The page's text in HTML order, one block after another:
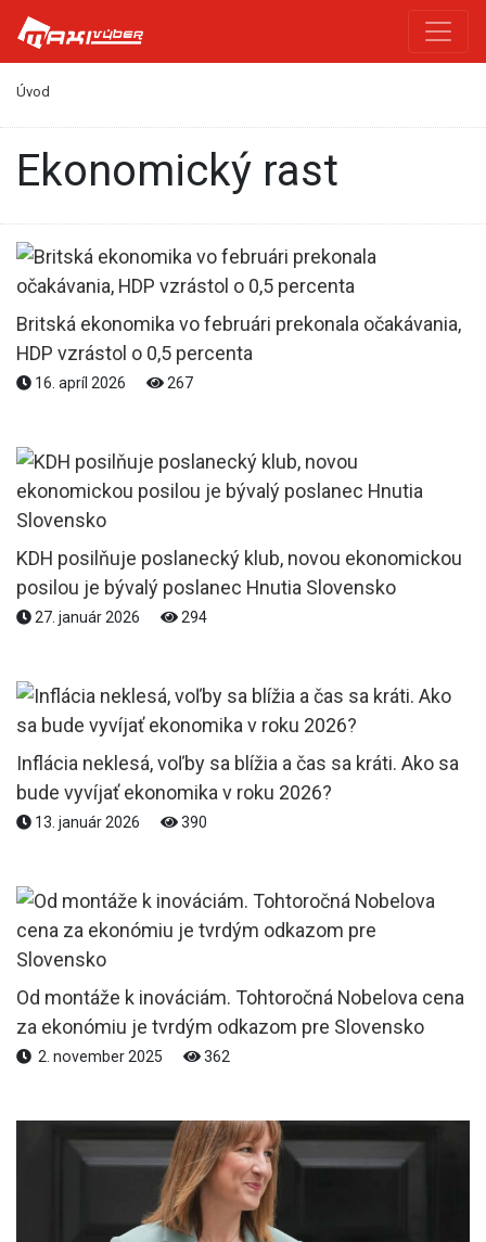
Úvod
ekonomický rast
Britská ekonomika vo februári prekonala očakávania,
HDP vzrástol o 0,5 percenta
16. apríl 2026 267
KDH posilňuje poslanecký klub, novou ekonomickou
posilou je bývalý poslanec Hnutia Slovensko
27. január 2026 294
Inflácia neklesá, voľby sa blížia a čas sa kráti. Ako sa
bude vyvíjať ekonomika v roku 2026?
13. január 2026 390
Od montáže k inováciám. Tohtoročná Nobelova cena
za ekonómiu je tvrdým odkazom pre Slovensko
2. november 2025 362